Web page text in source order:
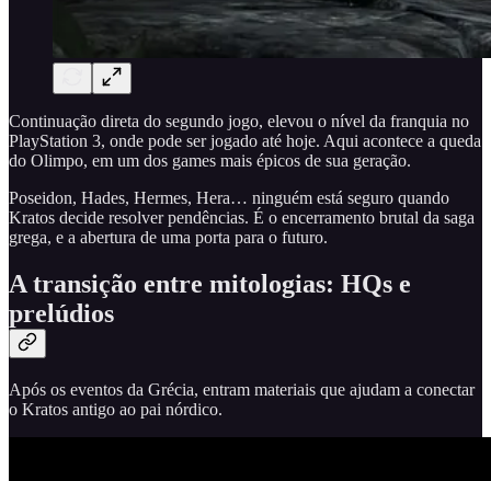
Continuação direta do segundo jogo, elevou o nível da franquia no
PlayStation 3, onde pode ser jogado até hoje. Aqui acontece a queda
do Olimpo, em um dos games mais épicos de sua geração.
Poseidon, Hades, Hermes, Hera… ninguém está seguro quando
Kratos decide resolver pendências. É o encerramento brutal da saga
grega, e a abertura de uma porta para o futuro.
A transição entre mitologias: HQs e
prelúdios
Após os eventos da Grécia, entram materiais que ajudam a conectar
o Kratos antigo ao pai nórdico.